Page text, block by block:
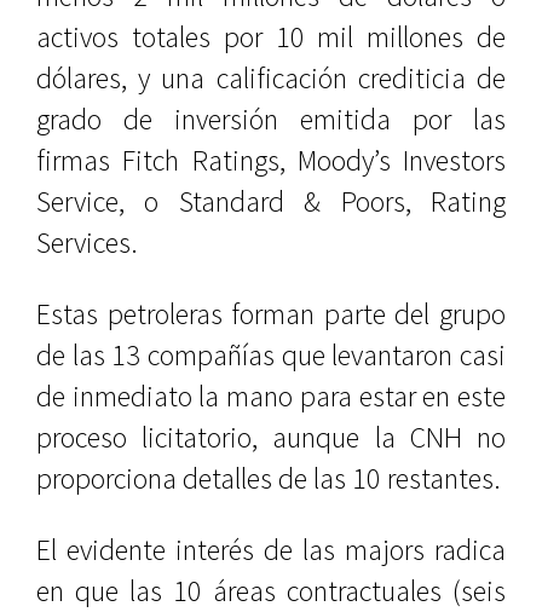
activos totales por 10 mil millones de
dólares, y una calificación crediticia de
grado de inversión emitida por las
firmas Fitch Ratings, Moody’s Investors
Service, o Standard & Poors, Rating
Services.
Estas petroleras forman parte del grupo
de las 13 compañías que levantaron casi
de inmediato la mano para estar en este
proceso licitatorio, aunque la CNH no
proporciona detalles de las 10 restantes.
El evidente interés de las majors radica
en que las 10 áreas contractuales (seis